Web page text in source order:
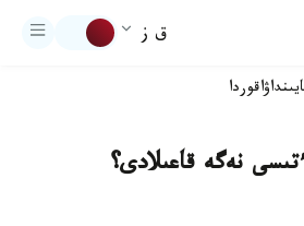
ق ز
اقوردا
نەگە قاعىلادى؟